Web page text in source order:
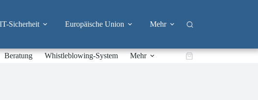
IT-Sicherheit Europäische Union Mehr
Beratung Whistleblowing-System Mehr Warenkorb